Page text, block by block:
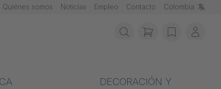
Quiénes somos Noticias Empleo Contacto Colombia
contra
Acústica
DECORACIÓN Y
items in cart,
wishlistMi